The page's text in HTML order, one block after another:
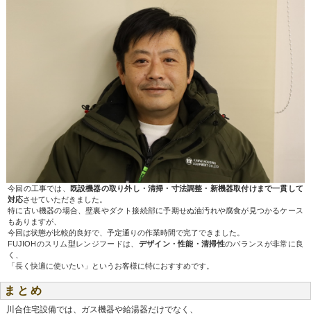
今回の工事では、
既設機器の取り外し・清掃・寸法調整・新機器取付けまで一貫して
対応させていただきました。
特に古い機器の場合、壁裏やダクト接続部に予期せぬ油汚れや腐食が見つかるケース
もありますが、
今回は状態が比較的良好で、予定通りの作業時間で完了できました。
FUJIOHのスリム型レンジフードは、 デザイン・性能・清掃性のバランスが非常に良
く、
「長く快適に使いたい」というお客様に特におすすめです。
まとめ
川合住宅設備では、ガス機器や給湯器だけでなく、